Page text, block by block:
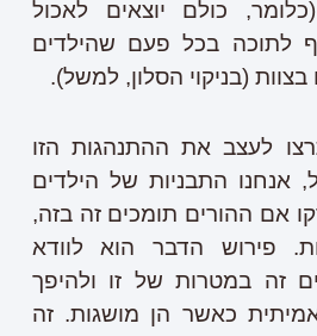
כולם יוצאים לאכול
לתוכה בכל פעם שהילדים
(בניקוי הסלון, למשל).
לעצב את ההתנהגות הזו
אנחנו התבניות של הילדים
אם ההורים תומכים זה בזה,
פירוש הדבר הוא לוודא
זה במטרות של זו ולהיפך
כאשר הן מושגות. זה